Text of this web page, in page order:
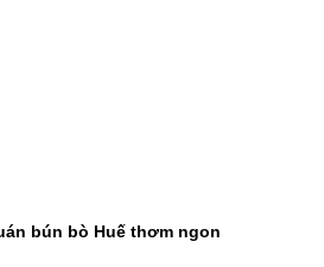
bún bò Huế thơm ngon